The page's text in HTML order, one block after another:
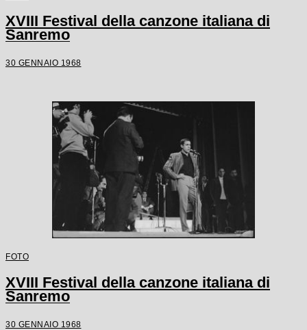
XVIII Festival della canzone italiana di
Sanremo
30 GENNAIO 1968
FOTO
XVIII Festival della canzone italiana di
Sanremo
30 GENNAIO 1968